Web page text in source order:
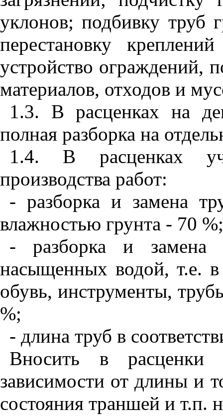
уклонов; подбивку труб
перестановку
устройство ограждений,
материалов, отходов и
1.3. В расценках на
полная разборка на
1.4. В расценках
производства работ:
- разборка и замена
влажностью грунта - 70 %;
- разборка и замена
насыщенных водой, т.е. в
обувь, инструменты,
%;
- длина труб в
Вносить в расценки
зависимости от длины и
состояния траншей и т.п.